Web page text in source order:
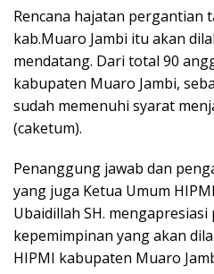
Rencana hajatan pergantian
kab.Muaro Jambi itu akan
mendatang. Dari total 90
kabupaten Muaro Jambi,
sudah memenuhi syarat
(caketum).
Penanggung jawab dan
yang juga Ketua Umum
Ubaidillah SH.
kepemimpinan yang akan
HIPMI kabupaten Muaro